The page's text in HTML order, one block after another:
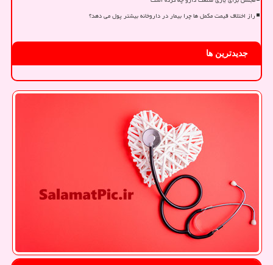
راز اختلاف قیمت مکمل ها چرا بیمار در داروخانه بیشتر پول می دهد؟
جدیدترین ها